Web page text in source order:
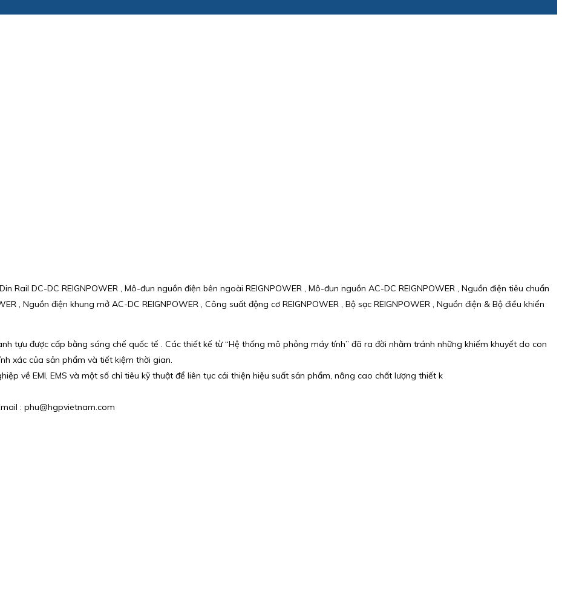
Rail DC-DC REIGNPOWER , Mô-đun nguồn điện bên ngoài REIGNPOWER , Mô-đun nguồn AC-DC REIGNPOWER , Nguồn điện tiêu chuẩn
, Nguồn điện khung mở AC-DC REIGNPOWER , Công suất động cơ REIGNPOWER , Bộ sạc REIGNPOWER , Nguồn điện & Bộ điều khiển
tựu được cấp bằng sáng chế quốc tế . Các thiết kế từ “Hệ thống mô phỏng máy tính” đã ra đời nhằm tránh những khiếm khuyết do con
xác của sản phẩm và tiết kiệm thời gian.
về EMI, EMS và một số chỉ tiêu kỹ thuật để liên tục cải thiện hiệu suất sản phẩm, nâng cao chất lượng thiết k
: phu@hgpvietnam.com